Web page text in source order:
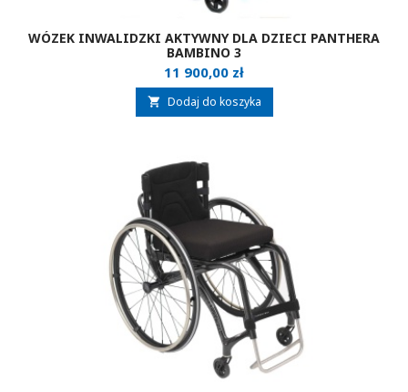
WÓZEK INWALIDZKI AKTYWNY DLA DZIECI PANTHERA
BAMBINO 3
Cena
11 900,00 zł
 Dodaj do koszyka